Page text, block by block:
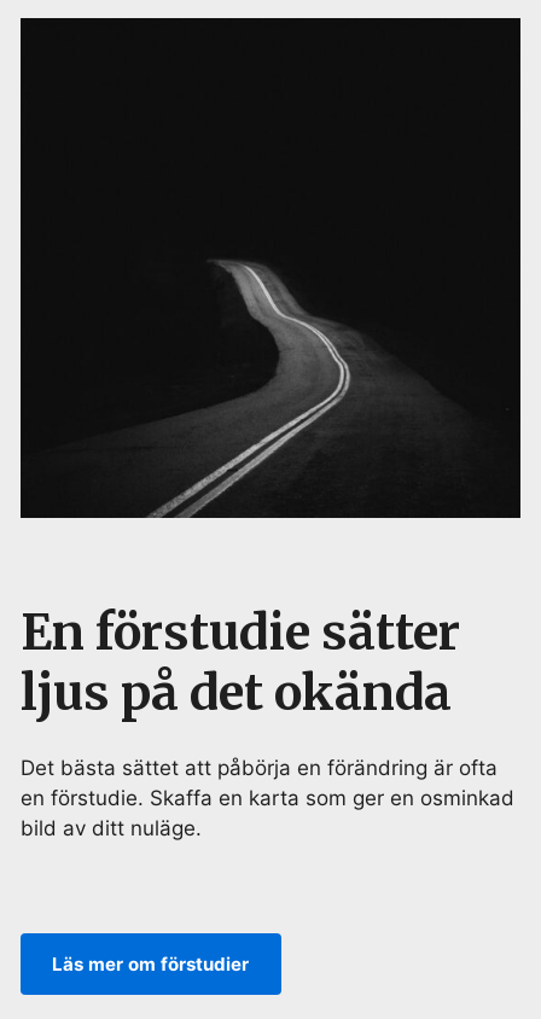
En förstudie sätter
ljus på det okända
Det bästa sättet att påbörja en förändring är ofta
en förstudie. Skaffa en karta som ger en osminkad
bild av ditt nuläge.
Läs mer om förstudier